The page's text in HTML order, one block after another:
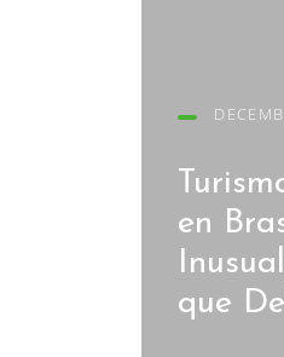
en
que